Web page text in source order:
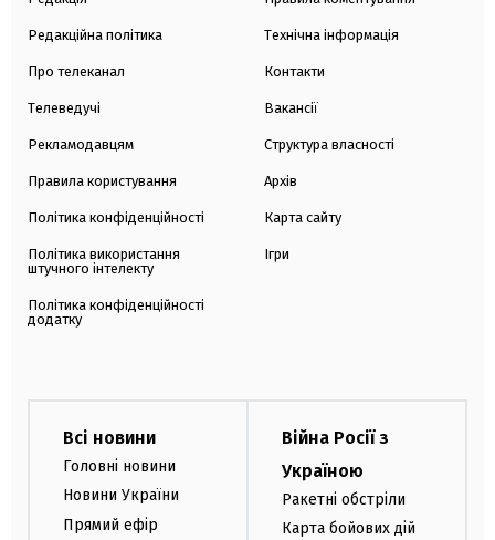
Редакційна політика
Про телеканал
Телеведучі
Рекламодавцям
Правила користування
Політика конфіденційності
Політика використання
штучного інтелекту
Політика конфіденційності
додатку
Технічна інформація
Контакти
Вакансії
Структура власності
Архів
Карта сайту
Ігри
Всі новини
Головні новини
Новини України
Прямий ефір
Війна Росії з
Україною
Ракетні обстріли
Карта бойових дій